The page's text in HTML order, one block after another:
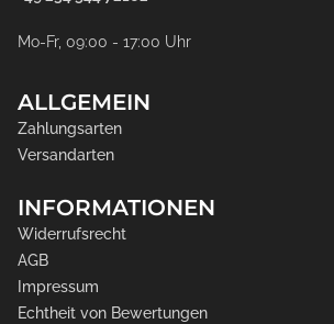
Mo-Fr, 09:00 - 17:00 Uhr
ALLGEMEIN
Zahlungsarten
Versandarten
INFORMATIONEN
Widerrufsrecht
AGB
Impressum
Echtheit von Bewertungen